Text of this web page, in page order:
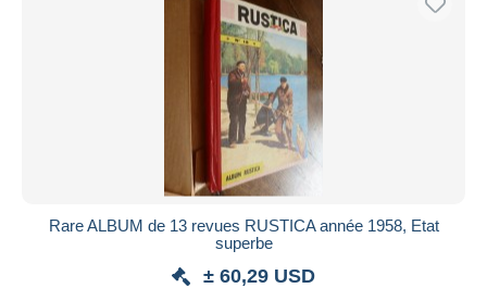
Rare ALBUM de 13 revues RUSTICA année 1958, Etat
superbe
± 60,29 USD